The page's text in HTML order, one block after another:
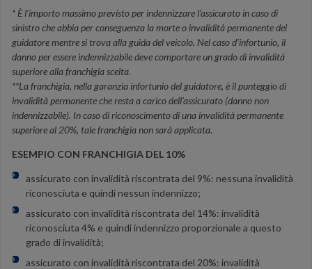
* È l’importo massimo previsto per indennizzare l’assicurato in caso di
sinistro che abbia per conseguenza la morte o invalidità permanente del
guidatore mentre si trova alla guida del veicolo. Nel caso d’infortunio, il
danno per essere indennizzabile deve comportare un grado di invalidità
superiore alla franchigia scelta.
**La franchigia, nella garanzia infortunio del guidatore, è il punteggio di
invalidità permanente che resta a carico dell’assicurato (danno non
indennizzabile). In caso di riconoscimento di una invalidità permanente
superiore al 20%, tale franchigia non sarà applicata.
ESEMPIO CON FRANCHIGIA DEL 10%
assicurato con invalidità riscontrata del 9%: nessuna invalidità
riconosciuta e quindi nessun indennizzo;
assicurato con invalidità riscontrata del 14%: invalidità
riconosciuta 4% e quindi indennizzo proporzionale a questo
grado di invalidità;
assicurato con invalidità riscontrata del 20%: invalidità